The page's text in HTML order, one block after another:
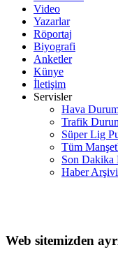
Video
Yazarlar
Röportaj
Biyografi
Anketler
Künye
İletişim
Servisler
Hava
Trafik
Süper Lig
Tüm
Son Dakika
Haber Arşivi
Web sitemizden